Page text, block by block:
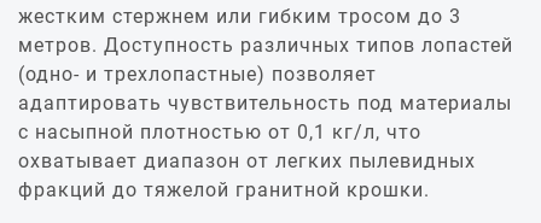
жестким стержнем или гибким тросом до 3
метров. Доступность различных типов лопастей
(одно- и трехлопастные) позволяет
адаптировать чувствительность под материалы
с насыпной плотностью от 0,1 кг/л, что
охватывает диапазон от легких пылевидных
фракций до тяжелой гранитной крошки.